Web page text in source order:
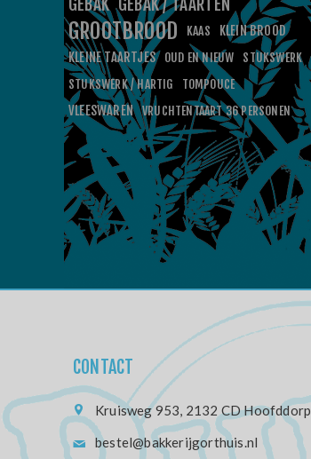
GEBAK GEBAK / TAARTEN
GROOTBROOD KAAS
KLEIN BROOD
KLEINE TAARTJES
OUD EN NIEUW
STUKSWERK
STUKSWERK / HARTIG
TOMPOUCE
VLEESWAREN VRUCHTENTAART 36 PERSONEN
CONTACT
Kruisweg 953, 2132 CD Hoofddorp
bestel@bakkerijgorthuis.nl